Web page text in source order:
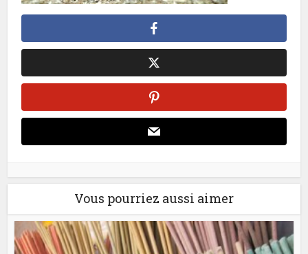
Vous pourriez aussi aimer